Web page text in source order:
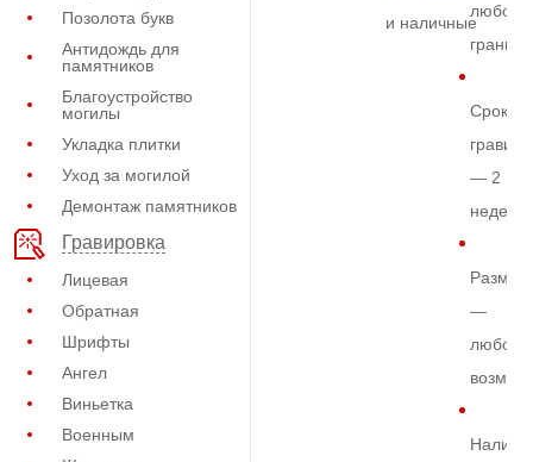
Позолота букв
Антидождь для
памятников
Благоустройство
могилы
Укладка плитки
Уход за могилой
Демонтаж памятников
Гравировка
Лицевая
Обратная
Шрифты
Ангел
Виньетка
Военным
и наличные
любом
граните
Срок
— 2
недели
Размер
—
любой